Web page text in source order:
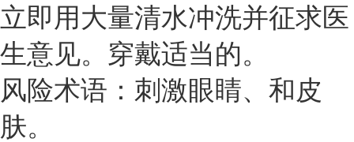
立即用大量清水冲洗并征求医
生意见。穿戴适当的。
风险术语：刺激眼睛、和皮
肤。